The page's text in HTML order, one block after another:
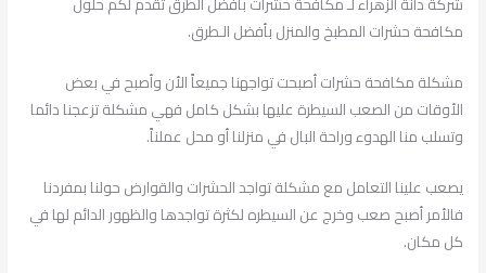
مكافحة حشرات المطبخ والمنزل بأفضل الـطرق.
مشكلة مكافحة حشرات أصبحت تواجهنا جميعاً الأن وأصبح في بعض
الأوقات من الصعب السيطرة عليها بشكل كامل فهي مشكلة تزعجنا دائما
وتسلب منا الهدوء وراحة البال في منزلنا أو محل عملناً.
يصعب علينا التعامل مع مشكلة تواجد الحشرات والقوارض حولنا بمفردنا
فالأمر أصبح صعب وخرج عن السيطره لكثرة تواجدها والظهور الدائم لها في
كل مكان.